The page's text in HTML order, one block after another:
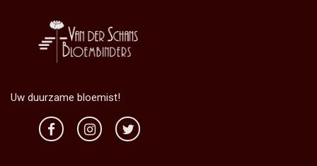
Uw duurzame bloemist!